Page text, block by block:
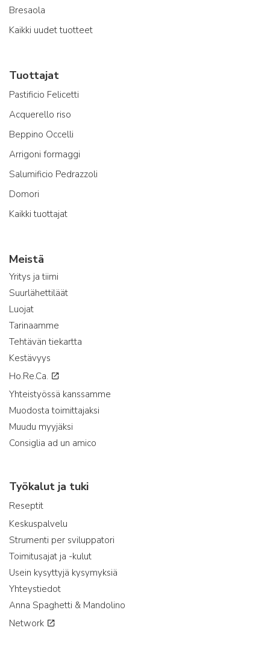
Bresaola
Kaikki uudet tuotteet
Tuottajat
Pastificio Felicetti
Acquerello riso
Beppino Occelli
Arrigoni formaggi
Salumificio Pedrazzoli
Domori
Kaikki tuottajat
Meistä
Yritys ja tiimi
Suurlähettiläät
Luojat
Tarinaamme
Tehtävän tiekartta
Kestävyys
Ho.Re.Ca.
Yhteistyössä kanssamme
Muodosta toimittajaksi
Muudu myyjäksi
Consiglia ad un amico
Työkalut ja tuki
Reseptit
Keskuspalvelu
Strumenti per sviluppatori
Toimitusajat ja -kulut
Usein kysyttyjä kysymyksiä
Yhteystiedot
Anna Spaghetti & Mandolino
Network